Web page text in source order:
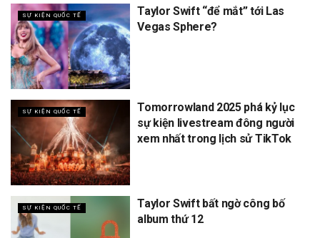
SỰ KIỆN QUỐC TẾ
Taylor Swift “để mắt” tới Las
Vegas Sphere?
SỰ KIỆN QUỐC TẾ
Tomorrowland 2025 phá kỷ lục
sự kiện livestream đông người
xem nhất trong lịch sử TikTok
SỰ KIỆN QUỐC TẾ
Taylor Swift bất ngờ công bố
album thứ 12